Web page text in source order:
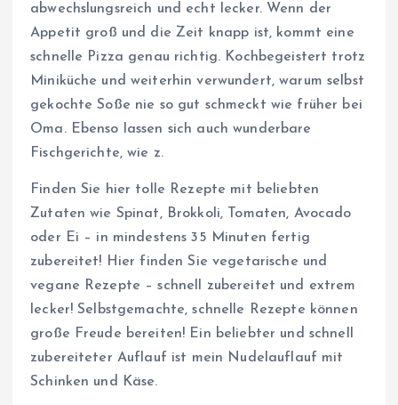
abwechslungsreich und echt lecker. Wenn der
Appetit groß und die Zeit knapp ist, kommt eine
schnelle Pizza genau richtig. Kochbegeistert trotz
Miniküche und weiterhin verwundert, warum selbst
gekochte Soße nie so gut schmeckt wie früher bei
Oma. Ebenso lassen sich auch wunderbare
Fischgerichte, wie z.
Finden Sie hier tolle Rezepte mit beliebten
Zutaten wie Spinat, Brokkoli, Tomaten, Avocado
oder Ei – in mindestens 35 Minuten fertig
zubereitet! Hier finden Sie vegetarische und
vegane Rezepte – schnell zubereitet und extrem
lecker! Selbstgemachte, schnelle Rezepte können
große Freude bereiten! Ein beliebter und schnell
zubereiteter Auflauf ist mein Nudelauflauf mit
Schinken und Käse.